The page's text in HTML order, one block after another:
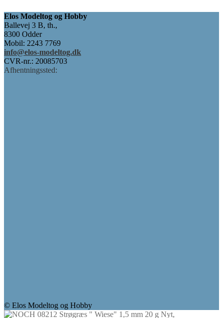
Elos Modeltog og Hobby
Ballevej 3 B, th.,
8300 Odder
Mobil: 2243 7769
info@elos-modeltog.dk
CVR-nr.: 20085703
Afhentningssted:
© Elos Modeltog og Hobby